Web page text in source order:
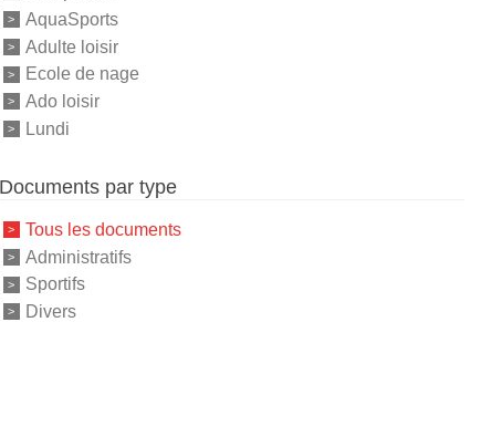
AquaSports
Adulte loisir
Ecole de nage
Ado loisir
Lundi
Documents par type
Tous les documents
Administratifs
Sportifs
Divers